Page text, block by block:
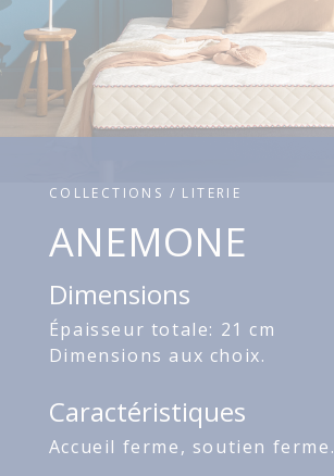
COLLECTIONS / LITERIE
ANEMONE
Dimensions
Épaisseur totale: 21 cm
Dimensions aux choix.
Caractéristiques
Accueil ferme, soutien ferme.